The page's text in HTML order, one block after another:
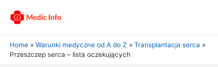
Home Warunki medyczne od A do Z
Transplantacja serca
Przeszczep serca – lista oczekujących